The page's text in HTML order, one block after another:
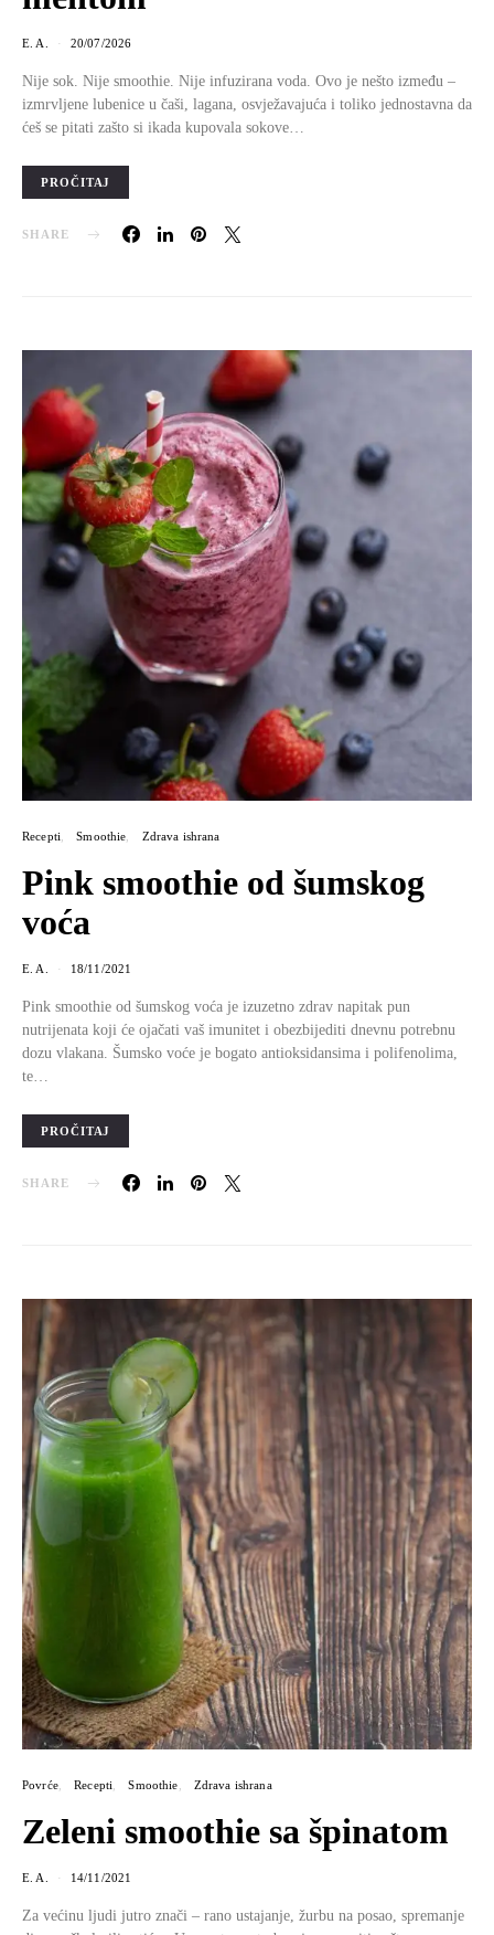
E. A. 20/07/2026
Nije sok. Nije smoothie. Nije infuzirana voda. Ovo je nešto između –
izmrvljene lubenice u čaši, lagana, osvježavajuća i toliko jednostavna da
ćeš se pitati zašto si ikada kupovala sokove…
PROČITAJ
SHARE
Recepti Smoothie Zdrava ishrana
Pink smoothie od šumskog
voća
E. A. 18/11/2021
Pink smoothie od šumskog voća je izuzetno zdrav napitak pun
nutrijenata koji će ojačati vaš imunitet i obezbijediti dnevnu potrebnu
dozu vlakana. Šumsko voće je bogato antioksidansima i polifenolima,
te…
PROČITAJ
SHARE
Povrće Recepti Smoothie Zdrava ishrana
Zeleni smoothie sa špinatom
E. A. 14/11/2021
Za većinu ljudi jutro znači – rano ustajanje, žurbu na posao, spremanje